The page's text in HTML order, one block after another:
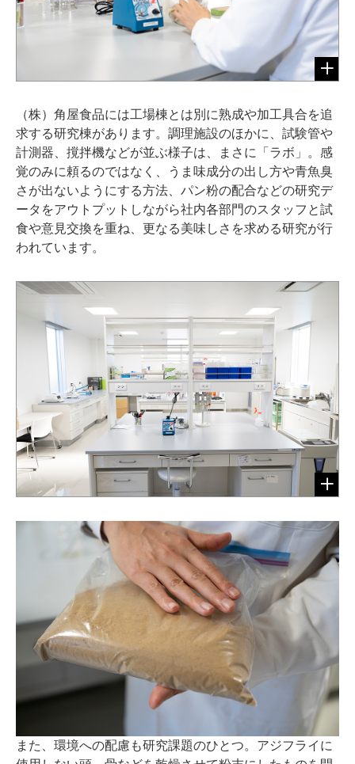
（株）角屋食品には工場棟とは別に熟成や加工具合を追
求する研究棟があります。調理施設のほかに、試験管や
計測器、撹拌機などが並ぶ様子は、まさに「ラボ」。感
覚のみに頼るのではなく、うま味成分の出し方や青魚臭
さが出ないようにする方法、パン粉の配合などの研究デ
ータをアウトプットしながら社内各部門のスタッフと試
食や意見交換を重ね、更なる美味しさを求める研究が行
われています。
また、環境への配慮も研究課題のひとつ。アジフライに